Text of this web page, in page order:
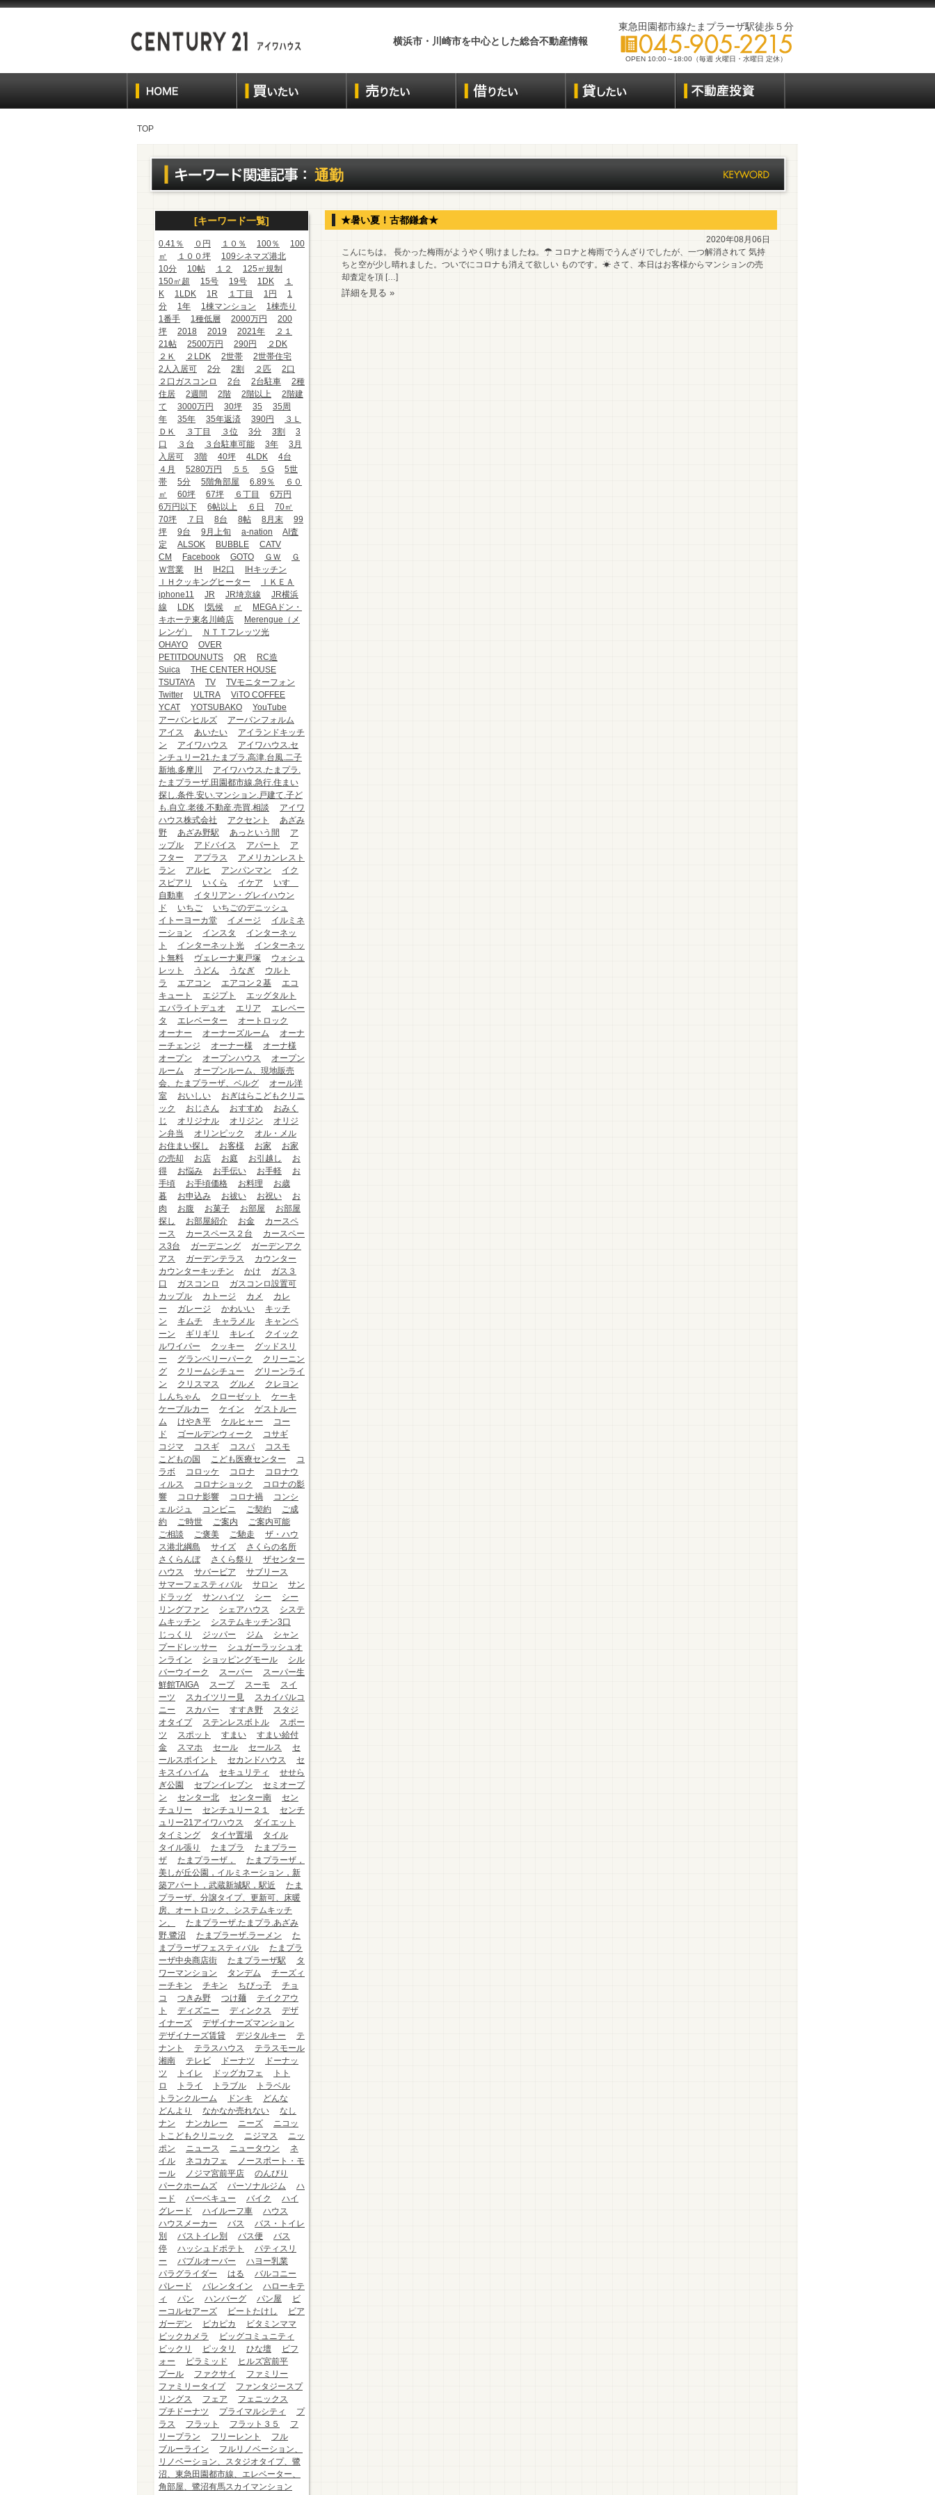
横浜市・川崎市を中心とした総合不動産情報
東急田園都市線たまプラーザ駅徒歩５分
OPEN 10:00～18:00（毎週 火曜日・水曜日 定休）
TOP
通勤
[キーワード一覧]
0.41％ ０円 １０％ 100％
100
㎡
１００坪
109シネマズ港北
10分
10帖 １２
125㎡規制
150㎡超
15号 19号 1DK
１
K
1LDK 1R １丁目 1円
1
分
1年 1棟マンション
1棟売り
1番手
1種低層 2000万円
200
坪
2018 2019 2021年
２１
21帖
2500万円 290円
２DK
２Ｋ
２LDK 2世帯
2世帯住宅
2人入居可
2分 2割 ２匹
2口
２口ガスコンロ
2台 2台駐車
2種
住居
2週間 2階 2階以上
2階建
て
3000万円 30坪 35
35周
年
35年 35年返済 390円
３Ｌ
ＤＫ
３丁目 ３位 3分 3割
3
口
３台 ３台駐車可能 3年
3月
入居可
3階 40坪 4LDK
4台
４月
5280万円 ５５ ５G
5世
帯
5分 5階角部屋 6.89％
６０
㎡
60坪 67坪 ６丁目
6万円
6万円以下
6帖以上 ６日
70㎡
70坪
７日 8台 8帖 8月末
99
坪
9台 9月上旬 a-nation
AI査
定
ALSOK BUBBLE
CATV
CM
Facebook GOTO ＧＷ
Ｇ
Ｗ営業
IH IH2口
IHキッチン
ＩＨクッキングヒーター
ＩＫＥＡ
iphone11
JR JR埼京線
JR横浜
線
LDK l気候 ㎡
MEGAドン・
キホーテ東名川崎店
Merengue（メ
レンゲ）
ＮＴＴフレッツ光
OHAYO
OVER
PETITDOUNUTS
QR
RC造
Suica
THE CENTER HOUSE
TSUTAYA
TV
TVモニターフォン
Twitter
ULTRA
ViTO COFFEE
YCAT
YOTSUBAKO
YouTube
アーバンヒルズ
アーバンフォルム
アイス
あいたい
アイランドキッチ
ン
アイワハウス
アイワハウス.セ
ンチュリー21.たまプラ.高津.台風.二子
新地.多摩川
アイワハウス.たまプラ.
たまプラーザ.田園都市線.急行.住まい
探し.条件.安い.マンション.戸建て.子ど
も.自立.老後.不動産.売買.相談
アイワ
ハウス株式会社
アクセント
あざみ
野
あざみ野駅 あっという間
ア
ップル
アドバイス アパート
ア
フター
アプラス
アメリカンレスト
ラン
アルヒ アンパンマン
イク
スピアリ
いくら イケア
いすゞ
自動車
イタリアン・グレイハウン
ド
いちご
いちごのデニッシュ
イトーヨーカ堂
イメージ
イルミネ
ーション
インスタ
インターネッ
ト
インターネット光
インターネッ
ト無料
ヴェレーナ東戸塚
ウォシュ
レット
うどん うなぎ
ウルト
ラ
エアコン エアコン２基
エコ
キュート
エジプト
エッグタルト
エバライトデュオ
エリア
エレベー
タ
エレベーター
オートロック
オーナー
オーナーズルーム
オーナ
ーチェンジ
オーナー様
オーナ様
オープン
オープンハウス
オープン
ルーム
オープンルーム、現地販売
会、たまプラーザ、ベルグ
オール洋
室
おいしい
おぎはらこどもクリニ
ック
おじさん おすすめ
おみく
じ
オリジナル オリジン
オリジ
ン弁当
オリンピック
オル・メル
お住まい探し
お客様 お家
お家
の売却
お店 お庭 お引越し
お
得
お悩み お手伝い お手軽
お
手頃
お手頃価格 お料理
お歳
暮
お申込み お祓い お祝い
お
肉
お腹 お菓子 お部屋
お部屋
探し
お部屋紹介 お金
カースペ
ース
カースペース２台
カースペー
ス3台
ガーデニング
ガーデンアク
アス
ガーデンテラス
カウンター
カウンターキッチン
かけ
ガス３
口
ガスコンロ
ガスコンロ設置可
カップル
カトージ カメ
カレ
ー
ガレージ かわいい
キッチ
ン
キムチ キャラメル
キャンペ
ーン
ギリギリ キレイ
クイック
ルワイパー
クッキー
グッドスリ
ー
グランベリーパーク
クリーニン
グ
クリームシチュー
グリーンライ
ン
クリスマス グルメ
クレヨン
しんちゃん
クローゼット
ケーキ
ケーブルカー
ケイン
ゲストルー
ム
けやき平 ケルヒャー
コー
ド
ゴールデンウィーク
コサギ
コジマ
コスギ コスパ
コスモ
こどもの国
こども医療センター
コ
ラボ
コロッケ コロナ
コロナウ
ィルス
コロナショック
コロナの影
響
コロナ影響 コロナ禍
コンシ
ェルジュ
コンビニ ご契約
ご成
約
ご時世 ご案内
ご案内可能
ご相談
ご褒美 ご馳走
ザ・ハウ
ス港北綱島
サイズ
さくらの名所
さくらんぼ
さくら祭り
ザセンター
ハウス
サバービア
サブリース
サマーフェスティバル
サロン
サン
ドラッグ
サンハイツ シー
シー
リングファン
シェアハウス
システ
ムキッチン
システムキッチン3口
じっくり
ジッパー ジム
シャン
プードレッサー
シュガーラッシュオ
ンライン
ショッピングモール
シル
バーウイーク
スーパー
スーパー生
鮮館TAIGA
スープ スーモ
スイ
ーツ
スカイツリー見
スカイバルコ
ニー
スカパー すすき野
スタジ
オタイプ
ステンレスボトル
スポー
ツ
スポット すまい
すまい給付
金
スマホ セール セールス
セ
ールスポイント
セカンドハウス
セ
キスイハイム
セキュリティ
せせら
ぎ公園
セブンイレブン
セミオープ
ン
センター北 センター南
セン
チュリー
センチュリー２１
センチ
ュリー21アイワハウス
ダイエット
タイミング
タイヤ置場
タイル
タイル張り
たまプラ
たまプラー
ザ
たまプラーザ，
たまプラーザ，
美しが丘公園，イルミネーション，新
築アパート，武蔵新城駅，駅近
たま
プラーザ、分譲タイプ、更新可、床暖
房、オートロック、システムキッチ
ン、
たまプラーザ.たまプラ.あざみ
野.鷺沼
たまプラーザ.ラーメン
た
まプラーザフェスティバル
たまプラ
ーザ中央商店街
たまプラーザ駅
タ
ワーマンション
タンデム
チーズィ
ーチキン
チキン ちびっ子
チョ
コ
つきみ野 つけ麺
テイクアウ
ト
ディズニー ディンクス
デザ
イナーズ
デザイナーズマンション
デザイナーズ賃貸
デジタルキー
テ
ナント
テラスハウス
テラスモール
湘南
テレビ ドーナツ
ドーナッ
ツ
トイレ ドッグカフェ
トト
ロ
トライ トラブル
トラベル
トランクルーム
ドンキ
どんな
どんより
なかなか売れない
なし
ナン
ナンカレー ニーズ
ニコッ
トこどもクリニック
ニジマス
ニッ
ポン
ニュース ニュータウン
ネ
イル
ネコカフェ
ノースポート・モ
ール
ノジマ宮前平店
のんびり
パークホームズ
パーソナルジム
ハ
ード
バーベキュー バイク
ハイ
グレード
ハイルーフ車
ハウス
ハウスメーカー
バス
バス・トイレ
別
バストイレ別 バス便
バス
停
ハッシュドポテト
パティスリ
ー
バブルオーバー
ハヨー乳業
パラグライダー
はる
バルコニー
パレード
バレンタイン
ハローキテ
ィ
パン ハンバーグ パン屋
ビ
ーコルセアーズ
ビートたけし
ビア
ガーデン
ピカピカ
ビタミンママ
ビックカメラ
ビッグコミュニティ
ビックリ
ピッタリ ひな壇
ビフ
ォー
ピラミッド
ヒルズ宮前平
プール
ファクサイ
ファミリー
ファミリータイプ
ファンタジースプ
リングス
フェア
フェニックス
プチドーナツ
プライマルシティ
プ
ラス
フラット フラット３５
フ
リープラン
フリーレント
フル
ブルーライン
フルリノベーション、
リノベーション、スタジオタイプ、鷺
沼、東急田園都市線、エレベーター、
角部屋、鷺沼有馬スカイマンション
★暑い夏！古都鎌倉★
2020年08月06日
こんにちは。 長かった梅雨がようやく明けましたね。☂ コロナと梅雨でうんざりでしたが、一つ解消されて 気持
ちと空が少し晴れました。ついでにコロナも消えて欲しい ものです。☀ さて、本日はお客様からマンションの売
却査定を頂 […]
詳細を見る »